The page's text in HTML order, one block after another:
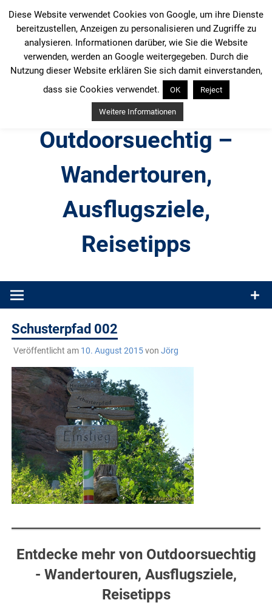
Inhalt
springen
Outdoorsuechtig –
Wandertouren,
Ausflugsziele,
Reisetipps
Produkttests und Buchrezensionen. Ein Blog für alle, die gern
Schusterpfad 002
Veröffentlicht am 10. August 2015von Jörg
Entdecke mehr von Outdoorsuechtig
- Wandertouren, Ausflugsziele,
Reisetipps
Diese Website verwendet Cookies von Google, um ihre Dienste
bereitzustellen, Anzeigen zu personalisieren und Zugriffe zu
analysieren. Informationen darüber, wie Sie die Website
verwenden, werden an Google weitergegeben. Durch die
Nutzung dieser Website erklären Sie sich damit einverstanden,
dass sie Cookies verwendet.
OK Reject
Weitere Informationen